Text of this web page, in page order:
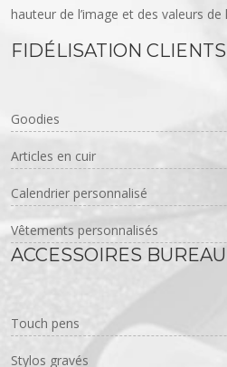
hauteur de l’image et des valeurs de
FIDÉLISATION CLIENTS
Goodies
Articles en cuir
Calendrier personnalisé
Vêtements personnalisés
ACCESSOIRES BUREAU
Touch pens
Stylos gravés